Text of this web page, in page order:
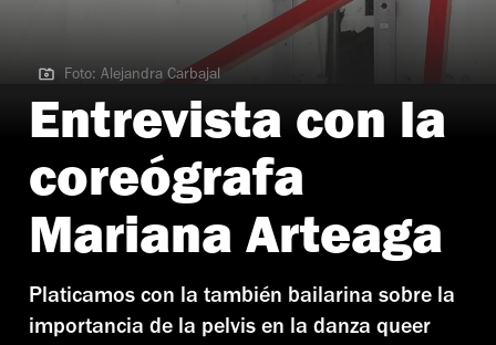
Foto: Alejandra Carbajal
Foto: Alejandra Carbajal
Entrevista con la
coreógrafa
Mariana Arteaga
Platicamos con la también bailarina sobre la
importancia de la pelvis en la danza queer